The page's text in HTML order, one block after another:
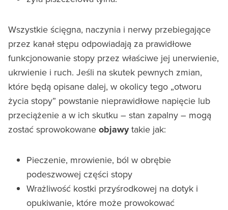
Wszystkie ścięgna, naczynia i nerwy przebiegające
przez kanał stępu odpowiadają za prawidłowe
funkcjonowanie stopy przez właściwe jej unerwienie,
ukrwienie i ruch. Jeśli na skutek pewnych zmian,
które będą opisane dalej, w okolicy tego „otworu
życia stopy” powstanie nieprawidłowe napięcie lub
przeciążenie a w ich skutku – stan zapalny – mogą
zostać sprowokowane objawytakie jak:
Pieczenie, mrowienie, ból w obrębie
podeszwowej części stopy
Wrażliwość kostki przyśrodkowej na dotyk i
opukiwanie, które może prowokować